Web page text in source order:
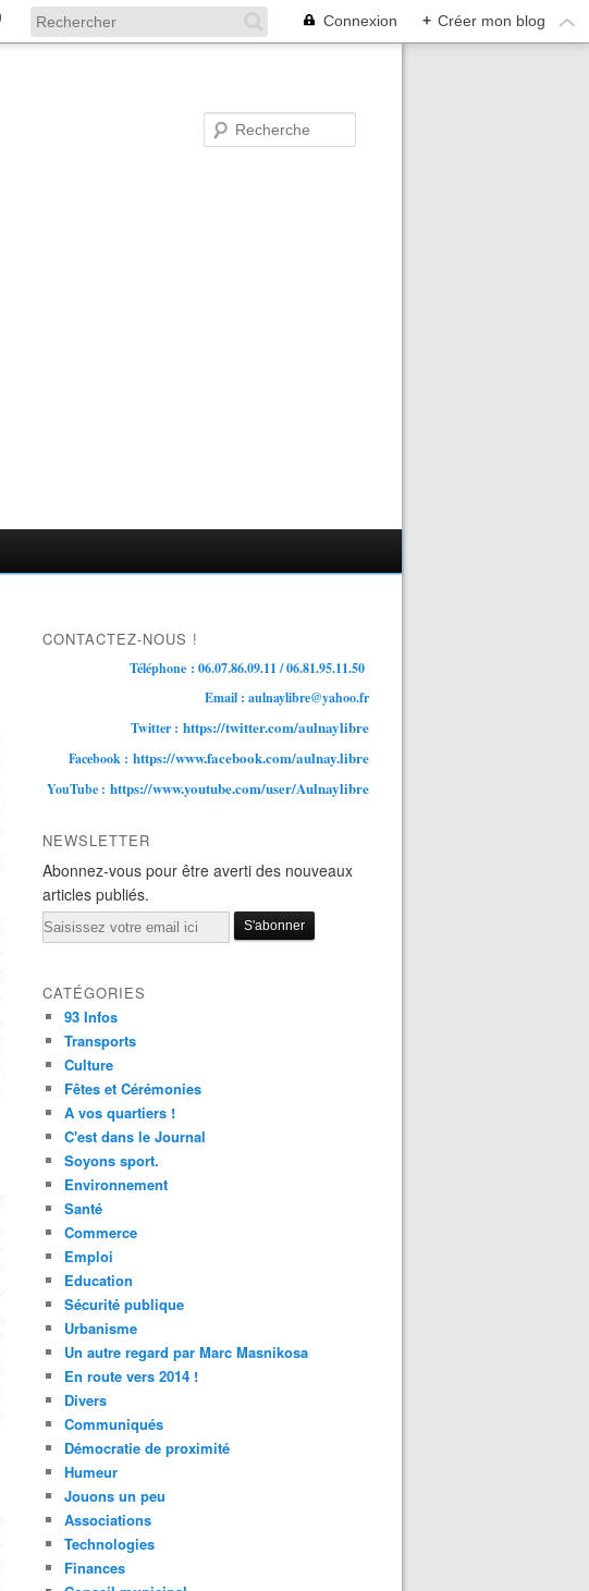
Connexion + Créer mon blog
CONTACTEZ-NOUS !
Téléphone : 06.07.86.09.11 / 06.81.95.11.50
Email : aulnaylibre@yahoo.fr
Twitter : https://twitter.com/aulnaylibre
Facebook : https://www.facebook.com/aulnay.libre
YouTube : https://www.youtube.com/user/Aulnaylibre
NEWSLETTER
Abonnez-vous pour être averti des nouveaux
articles publiés.
Email
CATÉGORIES
93 Infos
Transports
Culture
Fêtes et Cérémonies
A vos quartiers !
C'est dans le Journal
Soyons sport.
Environnement
Santé
Commerce
Emploi
Education
Sécurité publique
Urbanisme
Un autre regard par Marc Masnikosa
En route vers 2014 !
Divers
Communiqués
Démocratie de proximité
Humeur
Jouons un peu
Associations
Technologies
Finances